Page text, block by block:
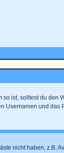
ist, solltest du den
Usernamen und das
nicht haben, z.B.